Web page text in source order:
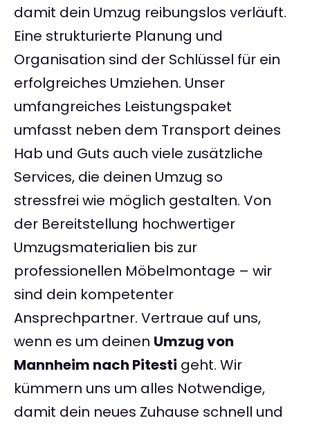
damit dein Umzug reibungslos verläuft.
Eine strukturierte Planung und
Organisation sind der Schlüssel für ein
erfolgreiches Umziehen. Unser
umfangreiches Leistungspaket
umfasst neben dem Transport deines
Hab und Guts auch viele zusätzliche
Services, die deinen Umzug so
stressfrei wie möglich gestalten. Von
der Bereitstellung hochwertiger
Umzugsmaterialien bis zur
professionellen Möbelmontage – wir
sind dein kompetenter
Ansprechpartner. Vertraue auf uns,
wenn es um deinen Umzug von
Mannheim nach Pitesti geht. Wir
kümmern uns um alles Notwendige,
damit dein neues Zuhause schnell und